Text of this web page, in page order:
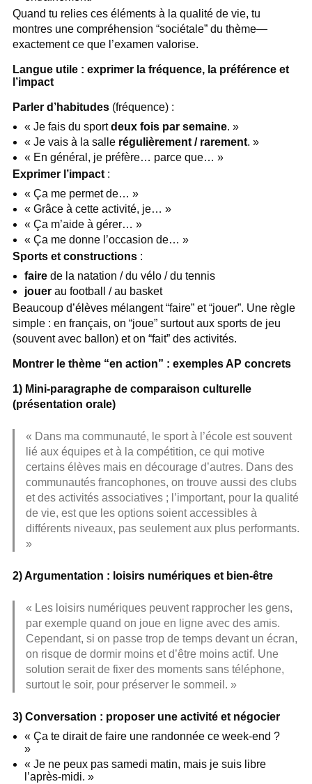
Quand tu relies ces éléments à la qualité de vie, tu
montres une compréhension “sociétale” du thème—
exactement ce que l’examen valorise.
Langue utile : exprimer la fréquence, la préférence et
l’impact
Parler d’habitudes(fréquence) :
« Je fais du sportdeux fois par semaine. »
« Je vais à la salle régulièrement / rarement. »
« En général, je préfère… parce que… »
Exprimer l’impact:
« Ça me permet de… »
« Grâce à cette activité, je… »
« Ça m’aide à gérer… »
« Ça me donne l’occasion de… »
Sports et constructions:
faire de la natation / du vélo / du tennis
jouer au football / au basket
Beaucoup d’élèves mélangent “faire” et “jouer”. Une règle
simple : en français, on “joue” surtout aux sports de jeu
(souvent avec ballon) et on “fait” des activités.
Montrer le thème “en action” : exemples AP concrets
1) Mini-paragraphe de comparaison culturelle
(présentation orale)
« Dans ma communauté, le sport à l’école est souvent
lié aux équipes et à la compétition, ce qui motive
certains élèves mais en décourage d’autres. Dans des
communautés francophones, on trouve aussi des clubs
et des activités associatives ; l’important, pour la qualité
de vie, est que les options soient accessibles à
différents niveaux, pas seulement aux plus performants.
»
2) Argumentation : loisirs numériques et bien-être
« Les loisirs numériques peuvent rapprocher les gens,
par exemple quand on joue en ligne avec des amis.
Cependant, si on passe trop de temps devant un écran,
on risque de dormir moins et d’être moins actif. Une
solution serait de fixer des moments sans téléphone,
surtout le soir, pour préserver le sommeil. »
3) Conversation : proposer une activité et négocier
« Ça te dirait de faire une randonnée ce week-end ?
»
« Je ne peux pas samedi matin, mais je suis libre
l’après-midi. »